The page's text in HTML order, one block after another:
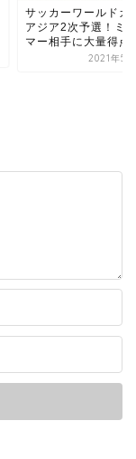
サッカーワールドカ
アジア2次予選！ミ
マー相手に大量得点
2021年5